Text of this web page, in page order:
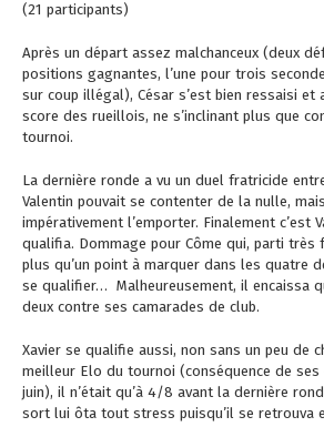
(21 participants)
Après un départ assez malchanceux (deux
positions gagnantes, l’une pour trois
sur coup illégal), César s’est bien ressaisi et
score des rueillois, ne s’inclinant plus que
tournoi.
La dernière ronde a vu un duel fratricide
Valentin pouvait se contenter de la nulle,
impérativement l’emporter. Finalement c’est
qualifia. Dommage pour Côme qui, parti très
plus qu’un point à marquer dans les quatre
se qualifier… Malheureusement, il encaissa
deux contre ses camarades de club.
Xavier se qualifie aussi, non sans un peu de
meilleur Elo du tournoi (conséquence de
juin), il n’était qu’à 4/8 avant la dernière
sort lui ôta tout stress puisqu’il se retrouva